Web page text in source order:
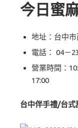
今日蜜
地址：台中
電話： 04－
營業時間：
17:00
台中伴手禮/台